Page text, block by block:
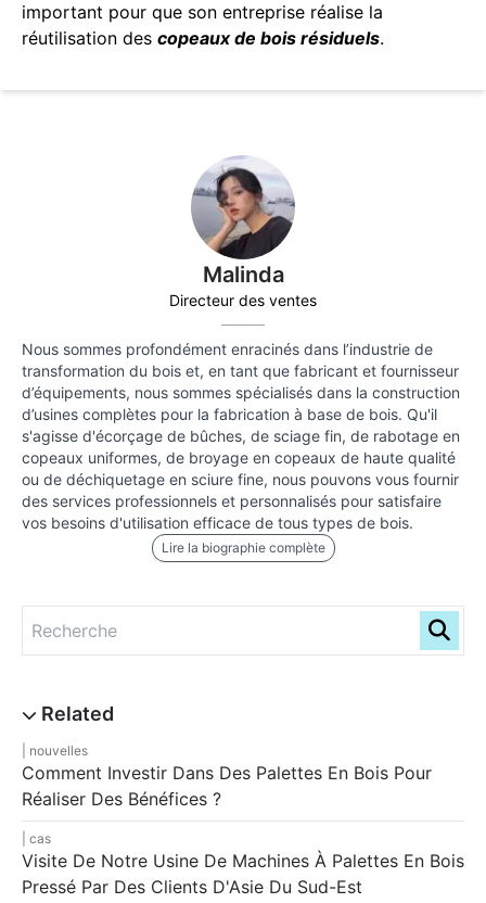
Malinda
Directeur des ventes
Nous sommes profondément enracinés dans l’industrie de
transformation du bois et, en tant que fabricant et fournisseur
d’équipements, nous sommes spécialisés dans la construction
d’usines complètes pour la fabrication à base de bois. Qu'il
s'agisse d'écorçage de bûches, de sciage fin, de rabotage en
copeaux uniformes, de broyage en copeaux de haute qualité
ou de déchiquetage en sciure fine, nous pouvons vous fournir
des services professionnels et personnalisés pour satisfaire
vos besoins d'utilisation efficace de tous types de bois.
Lire la biographie complète
nouvelles
Comment Investir Dans Des Palettes En Bois Pour
Réaliser Des Bénéfices ?
cas
Visite De Notre Usine De Machines À Palettes En Bois
Pressé Par Des Clients D'Asie Du Sud-Est
important pour que son entreprise réalise la
réutilisation des copeaux de bois résiduels.